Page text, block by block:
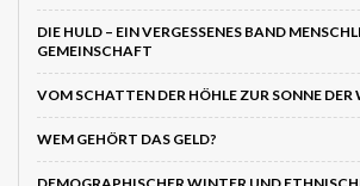
DIE HULD – EIN VERGESSENES BAND
GEMEINSCHAFT
VOM SCHATTEN DER HÖHLE ZUR SONNE DER
WEM GEHÖRT DAS GELD?